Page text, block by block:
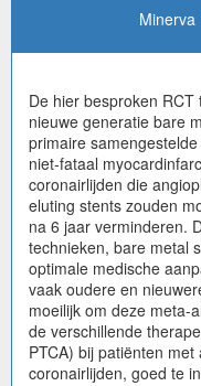
Minerva
De hier besproken
nieuwe generatie bare
primaire
niet-fataal
coronairlijden die
eluting stents zouden
na 6 jaar verminderen.
technieken, bare metal
optimale medische
vaak oudere en
moeilijk om deze meta-
de verschillende
PTCA) bij patiënten
coronairlijden, goed te